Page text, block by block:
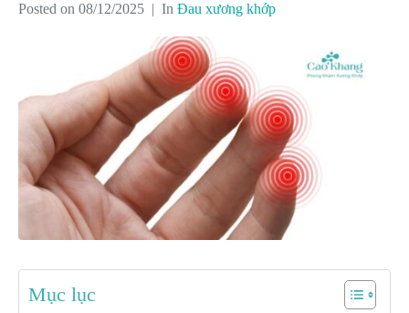
Posted on 08/12/2025 In Đau xương khớp
Mục lục